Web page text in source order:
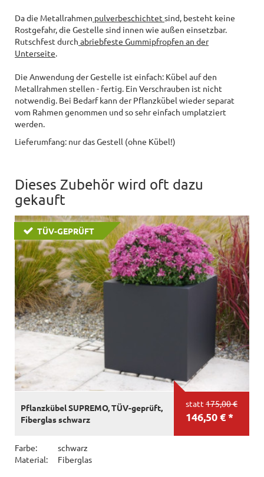
Da die Metallrahmen pulverbeschichtet sind, besteht keine
Rostgefahr, die Gestelle sind innen wie außen einsetzbar.
Rutschfest durch abriebfeste Gummipfropfen an der
Unterseite
Die Anwendung der Gestelle ist einfach: Kübel auf den
Metallrahmen stellen - fertig. Ein Verschrauben ist nicht
notwendig. Bei Bedarf kann der Pflanzkübel wieder separat
vom Rahmen genommen und so sehr einfach umplatziert
werden.
Lieferumfang: nur das Gestell (ohne Kübel!)
Dieses Zubehör wird oft dazu
gekauft
TÜV-GEPRÜFT
statt 175,00 €
146,50 € *
Pflanzkübel SUPREMO, TÜV-geprüft,
Fiberglas schwarz
Farbe:
schwarz
Material:
Fiberglas